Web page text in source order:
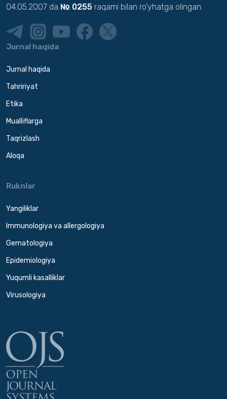
04.05.2007 da № 0255 raqami bilan ro'yhatga olingan.
Jurnal haqida
Jurnal haqida
Tahririyat
Etika
Mualliflarga
Taqrizlash
Aloqa
Ruknlar
Yangiliklar
Immunologiya va allergologiya
Gematologiya
Epidemiologiya
Yuqumli kasalliklar
Virusologiya